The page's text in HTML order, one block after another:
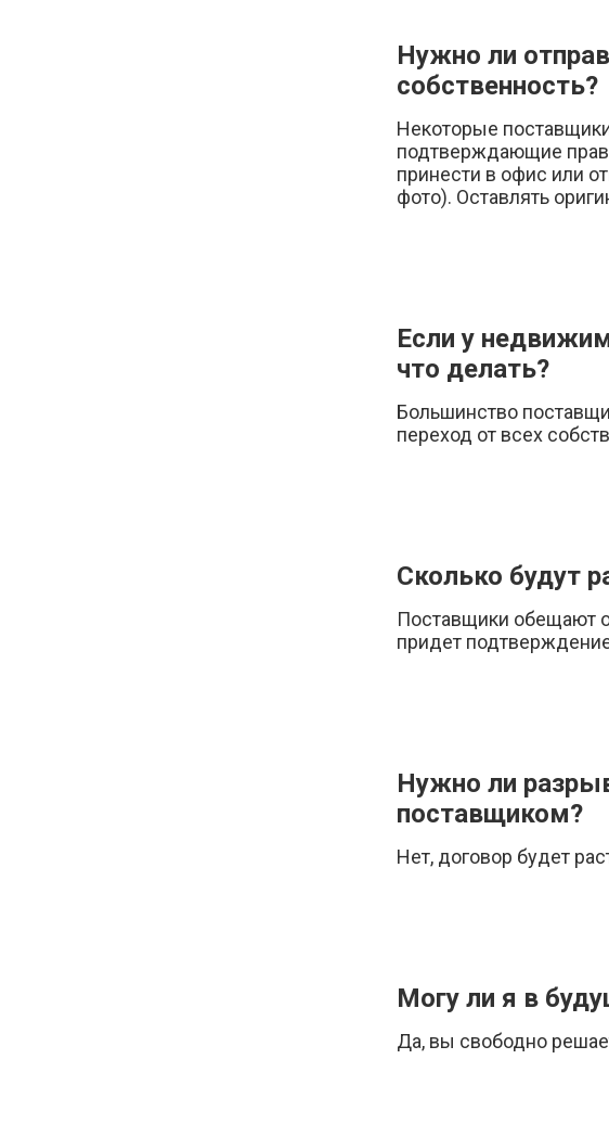
Нужно ли
собственность?
Некоторые
подтверждающие
принести в офис или
фото). Оставлять
Если у
что делать?
Большинство
переход от всех
Сколько будут
Поставщики обещают
придет
Нужно ли
поставщиком?
Нет, договор будет
Могу ли я в
Да, вы свободно